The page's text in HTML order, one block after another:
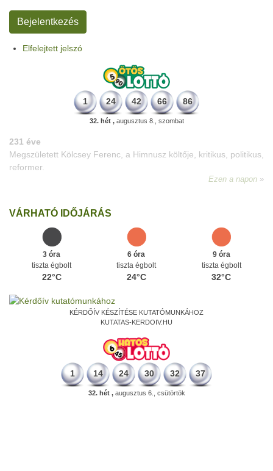
Elfelejtett jelszó
1 24 42 66 86
32. hét ,augusztus 8., szombat
VÁRHATÓ IDŐJÁRÁS
3 óra
tiszta égbolt
22°C
6 óra
tiszta égbolt
24°C
9 óra
tiszta égbolt
32°C
KÉRDŐÍV KÉSZÍTÉSE KUTATÓMUNKÁHOZ
KUTATAS-KERDOIV.HU
1 14 24 30 32 37
32. hét ,augusztus 6., csütörtök